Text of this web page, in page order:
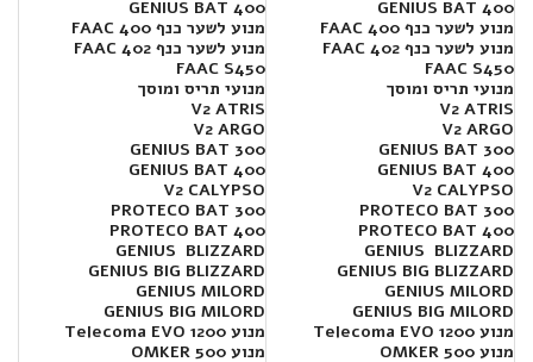
400 GENIUS BAT
מנוע לשער כנף FAAC 400
מנוע לשער כנף FAAC 402
FAAC S450
מנועי תריס ומוסך
V2 ATRIS
V2 ARGO
GENIUS BAT 300
GENIUS BAT 400
V2 CALYPSO
PROTECO BAT 300
PROTECO BAT 400
GENIUS BLIZZARD
GENIUS BIG BLIZZARD
GENIUS MILORD
GENIUS BIG MILORD
מנוע Telecoma EVO 1200
מנוע OMKER 500
400 GENIUS BAT
מנוע לשער כנף FAAC 400
מנוע לשער כנף FAAC 402
FAAC S450
מנועי תריס ומוסך
V2 ATRIS
V2 ARGO
GENIUS BAT 300
GENIUS BAT 400
V2 CALYPSO
PROTECO BAT 300
PROTECO BAT 400
GENIUS BLIZZARD
GENIUS BIG BLIZZARD
GENIUS MILORD
GENIUS BIG MILORD
מנוע Telecoma EVO 1200
מנוע OMKER 500